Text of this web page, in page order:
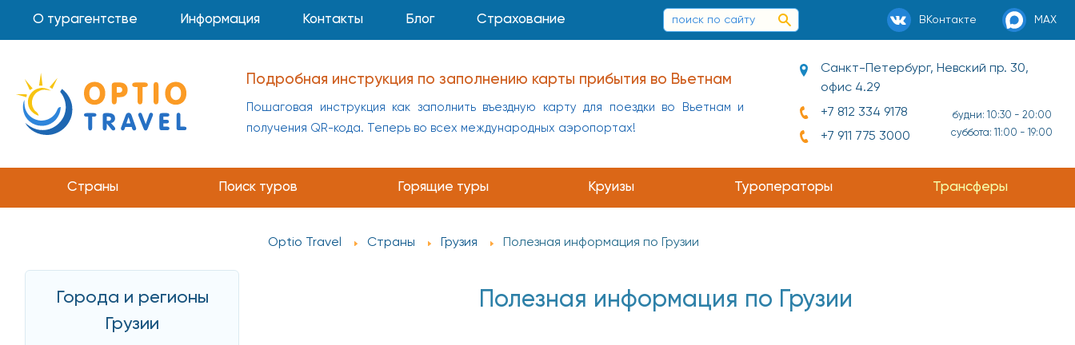
О турагентстве Информация Контакты Блог Страхование ВКонтакте MAX
Подробная инструкция по заполнению карты прибытия во Вьетнам
Пошаговая инструкция как заполнить въездную карту для поездки во Вьетнам и
получения QR-кода. Теперь во всех международных аэропортах!
Санкт-Петербург, Невский пр. 30,
офис 4.29
+7 812 334 9178
+7 911 775 3000
будни: 10:30 - 20:00
суббота: 11:00 - 19:00
Страны Поиск туров Горящие туры Круизы Туроператоры Трансферы
Города и регионы
Грузии
Optio Travel Страны Грузия Полезная информация по Грузии
Полезная информация по Грузии